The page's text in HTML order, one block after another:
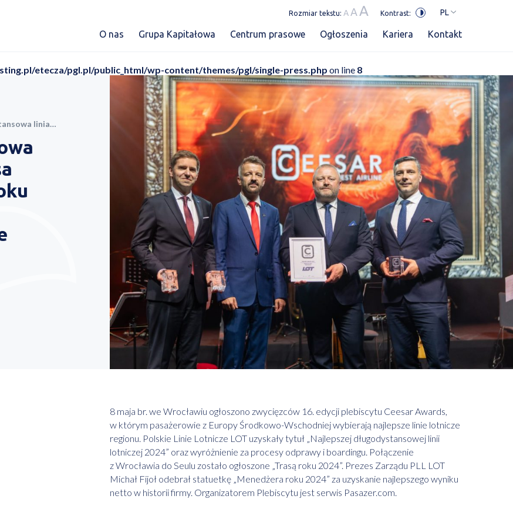
Rozmiar tekstu:A A A Kontrast: PL
O nas Grupa Kapitałowa Centrum prasowe Ogłoszenia Kariera Kontakt
etecza/pgl.pl/public_html/wp-content/themes/pgl/single-press.php on line 8
Ceesar Awards 2024 oraz wyróżnieniem za procesy odprawy i boardingu
8 maja br. we Wrocławiu ogłoszono zwycięzców 16. edycji plebiscytu Ceesar Awards,
w którym pasażerowie z Europy Środkowo-Wschodniej wybierają najlepsze linie lotnicze
regionu. Polskie Linie Lotnicze LOT uzyskały tytuł „Najlepszej długodystansowej linii
lotniczej 2024” oraz wyróżnienie za procesy odprawy i boardingu. Połączenie
z Wrocławia do Seulu zostało ogłoszone „Trasą roku 2024”. Prezes Zarządu PLL LOT
Michał Fijoł odebrał statuetkę „Menedżera roku 2024” za uzyskanie najlepszego wyniku
netto w historii firmy. Organizatorem Plebiscytu jest serwis Pasazer.com.